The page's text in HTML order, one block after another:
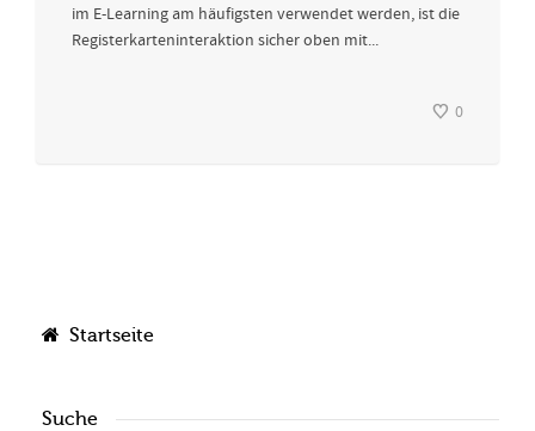
im E-Learning am häufigsten verwendet werden, ist die
Registerkarteninteraktion sicher oben mit...
0
Startseite
Suche